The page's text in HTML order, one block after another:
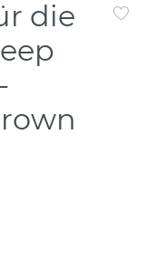
die